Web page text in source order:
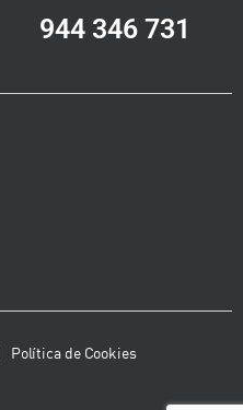
944 346 731
Política de Cookies